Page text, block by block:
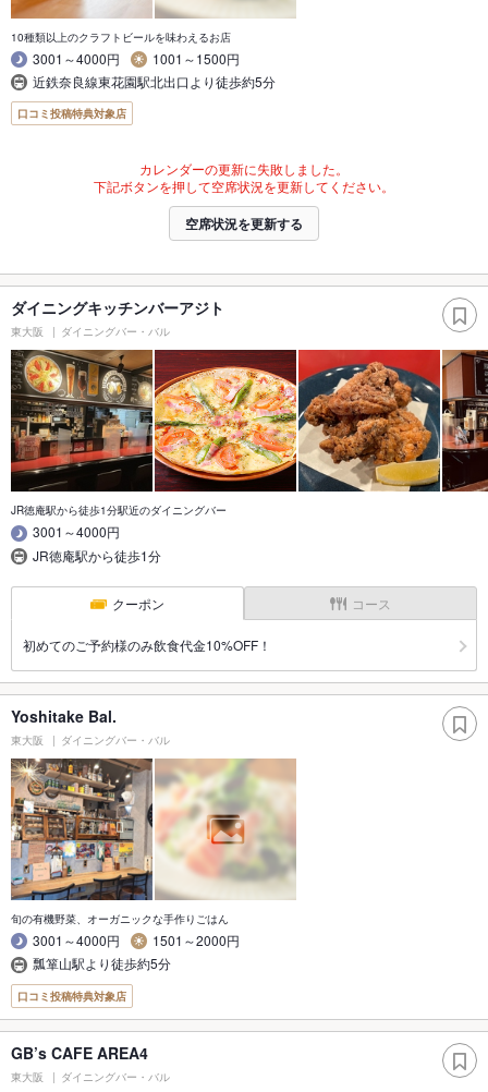
10種類以上のクラフトビールを味わえるお店
3001～4000円
1001～1500円
近鉄奈良線東花園駅北出口より徒歩約5分
口コミ投稿特典対象店
カレンダーの更新に失敗しました。
下記ボタンを押して空席状況を更新してください。
空席状況を更新する
ダイニングキッチンバーアジト
東大阪 ダイニングバー・バル
JR徳庵駅から徒歩1分駅近のダイニングバー
3001～4000円
JR徳庵駅から徒歩1分
クーポン コース
初めてのご予約様のみ飲食代金10%OFF！
Yoshitake Bal.
東大阪 ダイニングバー・バル
旬の有機野菜、オーガニックな手作りごはん
3001～4000円
1501～2000円
瓢箪山駅より徒歩約5分
口コミ投稿特典対象店
GB’s CAFE AREA4
東大阪 ダイニングバー・バル